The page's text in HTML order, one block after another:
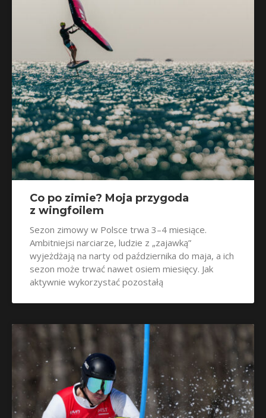
Co po zimie? Moja przygoda
z wingfoilem
Sezon zimowy w Polsce trwa 3–4 miesiące.
Ambitniejsi narciarze, ludzie z „zajawką”
wyjeżdżają na narty od października do maja, a ich
sezon może trwać nawet osiem miesięcy. Jak
aktywnie wykorzystać pozostałą